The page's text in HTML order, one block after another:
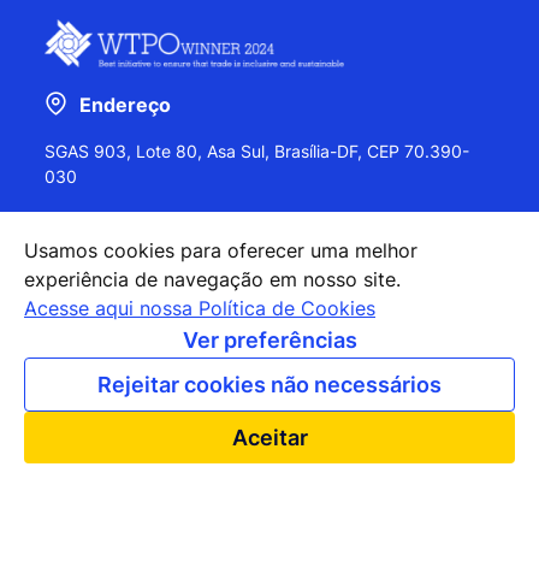
Endereço
SGAS 903, Lote 80, Asa Sul, Brasília-DF, CEP 70.390-
030
+55 (61) 2027-0202
+55 (61) 2027-0203
apexbrasil@apexbrasil.com.br
Nossos escritórios pelo mundo
Usamos cookies para oferecer uma melhor
experiência de navegação em nosso site.
Acesse aqui nossa Política de Cookies
Ver preferências
Rejeitar cookies não necessários
Aceitar